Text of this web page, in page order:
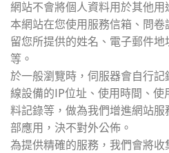
網站不會將個人資料用於其他用
本網站在您使用服務信箱、問
留您所提供的姓名、電子郵件
等。
於一般瀏覽時，伺服器會自行
線設備的IP位址、使用時間、
料記錄等，做為我們增進網站
部應用，決不對外公佈。
為提供精確的服務，我們會將